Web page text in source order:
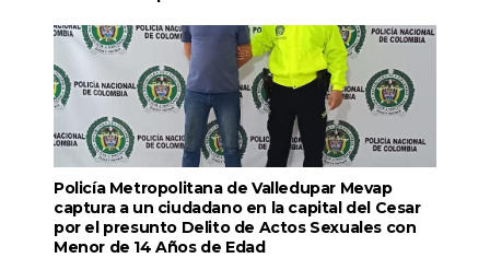
Policía Metropolitana de Valledupar Mevap
captura a un ciudadano en la capital del Cesar
por el presunto Delito de Actos Sexuales con
Menor de 14 Años de Edad